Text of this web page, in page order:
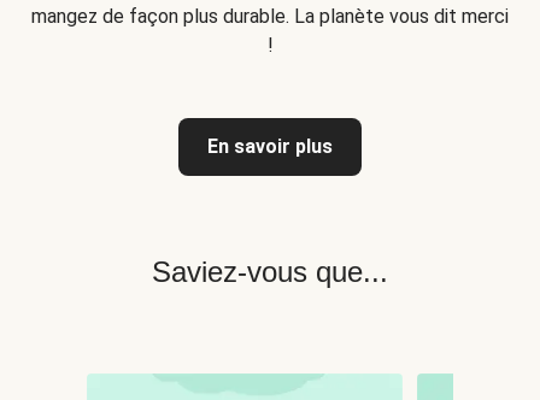
mangez de façon plus durable. La planète vous dit merci
!
En savoir plus
Saviez-vous que...